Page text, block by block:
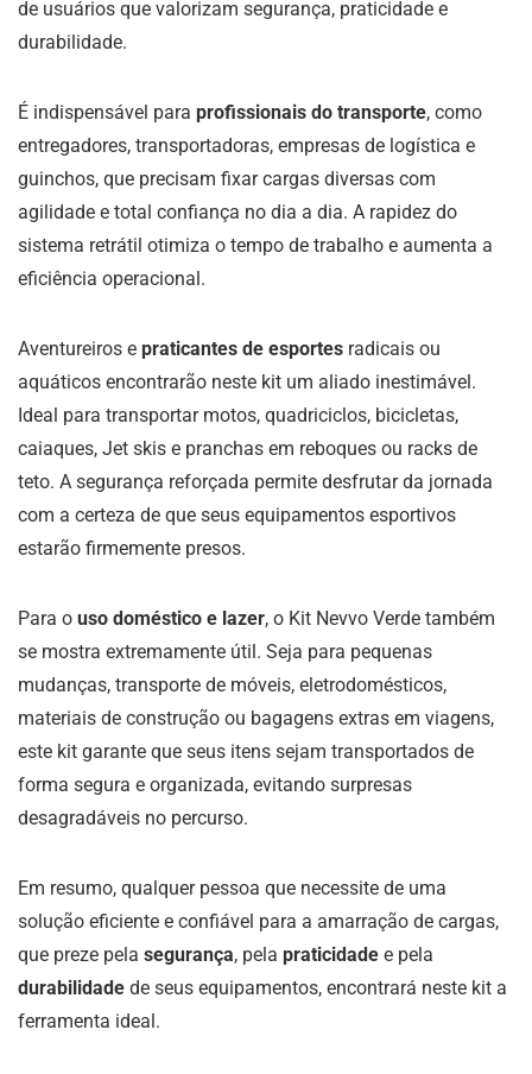
de usuários que valorizam segurança, praticidade e
durabilidade.
É indispensável para profissionais do transporte, como
entregadores, transportadoras, empresas de logística e
guinchos, que precisam fixar cargas diversas com
agilidade e total confiança no dia a dia. A rapidez do
sistema retrátil otimiza o tempo de trabalho e aumenta a
eficiência operacional.
Aventureiros e praticantes de esportes radicais ou
aquáticos encontrarão neste kit um aliado inestimável.
Ideal para transportar motos, quadriciclos, bicicletas,
caiaques, Jet skis e pranchas em reboques ou racks de
teto. A segurança reforçada permite desfrutar da jornada
com a certeza de que seus equipamentos esportivos
estarão firmemente presos.
Para o uso doméstico e lazer, o Kit Nevvo Verde também
se mostra extremamente útil. Seja para pequenas
mudanças, transporte de móveis, eletrodomésticos,
materiais de construção ou bagagens extras em viagens,
este kit garante que seus itens sejam transportados de
forma segura e organizada, evitando surpresas
desagradáveis no percurso.
Em resumo, qualquer pessoa que necessite de uma
solução eficiente e confiável para a amarração de cargas,
que preze pela segurança, pela praticidade e pela
durabilidade de seus equipamentos, encontrará neste kit a
ferramenta ideal.